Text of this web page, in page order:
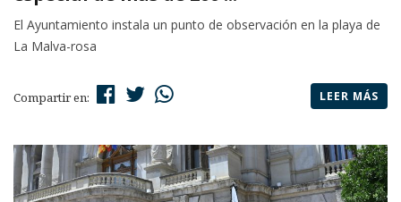
El Ayuntamiento instala un punto de observación en la playa de
La Malva-rosa
Compartir en: LEER MÁS